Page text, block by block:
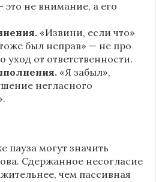
не внимание, а его
«Извини, если что»
был неправ» — не про
уход от ответственности.
«Я забыл»,
негласного
пауза могут значить
Сдержанное несогласие
чем пассивная